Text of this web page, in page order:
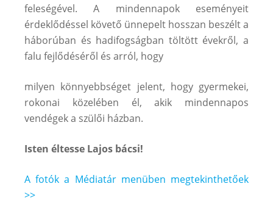
feleségével. A mindennapok eseményeit
érdeklődéssel követő ünnepelt hosszan beszélt a
háborúban és hadifogságban töltött évekről, a
falu fejlődéséről és arról, hogy
milyen könnyebbséget jelent, hogy gyermekei,
rokonai közelében él, akik mindennapos
vendégek a szülői házban.
Isten éltesse Lajos bácsi!
A fotók a Médiatár menüben megtekinthetőek
>>